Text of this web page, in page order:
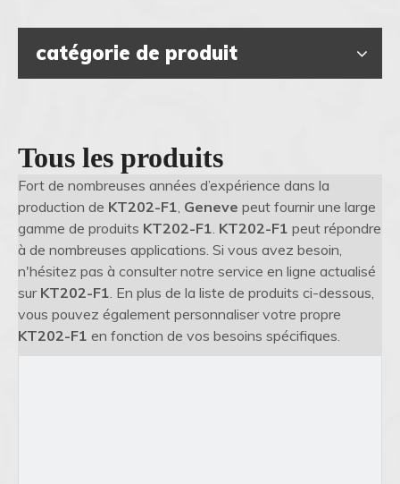
catégorie de produit
Tous les produits
Fort de nombreuses années d’expérience dans la
production de KT202-F1, Geneve peut fournir une large
gamme de produits KT202-F1. KT202-F1 peut répondre
à de nombreuses applications. Si vous avez besoin,
n'hésitez pas à consulter notre service en ligne actualisé
sur KT202-F1. En plus de la liste de produits ci-dessous,
vous pouvez également personnaliser votre propre
KT202-F1 en fonction de vos besoins spécifiques.